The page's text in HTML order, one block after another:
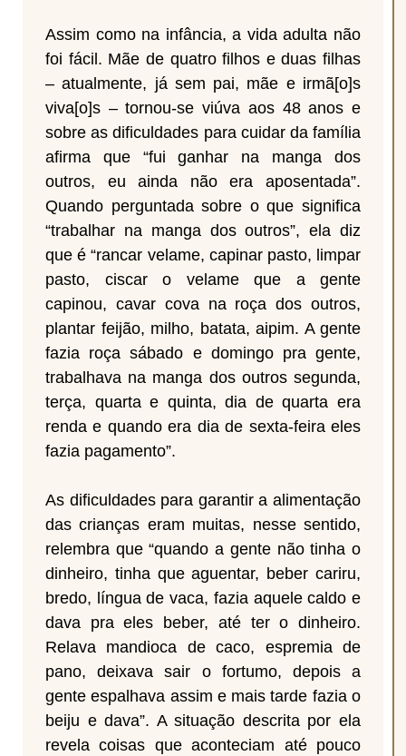
Assim como na infância, a vida adulta não
foi fácil. Mãe de quatro filhos e duas filhas
– atualmente, já sem pai, mãe e irmã[o]s
viva[o]s – tornou-se viúva aos 48 anos e
sobre as dificuldades para cuidar da família
afirma que “fui ganhar na manga dos
outros, eu ainda não era aposentada”.
Quando perguntada sobre o que significa
“trabalhar na manga dos outros”, ela diz
que é “rancar velame, capinar pasto, limpar
pasto, ciscar o velame que a gente
capinou, cavar cova na roça dos outros,
plantar feijão, milho, batata, aipim. A gente
fazia roça sábado e domingo pra gente,
trabalhava na manga dos outros segunda,
terça, quarta e quinta, dia de quarta era
renda e quando era dia de sexta-feira eles
fazia pagamento”.
As dificuldades para garantir a alimentação
das crianças eram muitas, nesse sentido,
relembra que “quando a gente não tinha o
dinheiro, tinha que aguentar, beber cariru,
bredo, língua de vaca, fazia aquele caldo e
dava pra eles beber, até ter o dinheiro.
Relava mandioca de caco, espremia de
pano, deixava sair o fortumo, depois a
gente espalhava assim e mais tarde fazia o
beiju e dava”. A situação descrita por ela
revela coisas que aconteciam até pouco